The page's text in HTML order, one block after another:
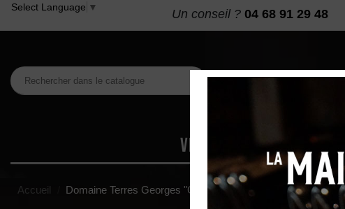
Un conseil ? 04 68 91 29 48
Select Language ▼
VINS MAISON DES VINS
Accueil Domaine Terres Georges "Caméléon" IGP Oc Rouge 2022